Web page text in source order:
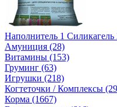
Наполнитель 1 Силикагель
Амуниция (28)
Витамины (153)
Груминг (63)
Игрушки (218)
Когтеточки / Комплексы
Корма (1667)